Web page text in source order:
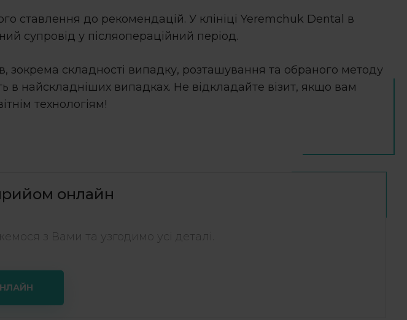
ставлення до рекомендацій. У клініці Yeremchuk Dental в
супровід у післяопераційний період.
зокрема складності випадку, розташування та обраного методу
в найскладніших випадках. Не відкладайте візит, якщо вам
технологіям!
онлайн
з Вами та узгодимо усі деталі.